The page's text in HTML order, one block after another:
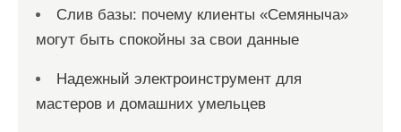
Слив базы: почему клиенты «Семяныча»
могут быть спокойны за свои данные
Надежный электроинструмент для
мастеров и домашних умельцев